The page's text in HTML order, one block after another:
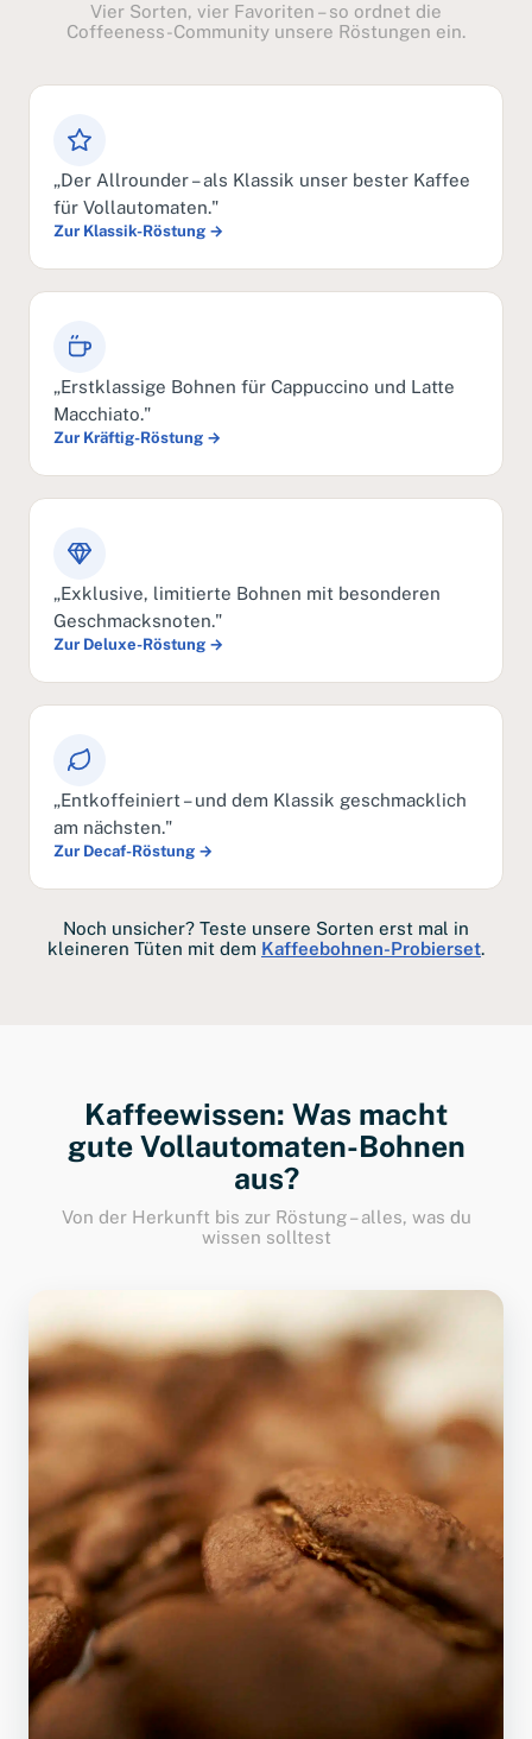
Vier Sorten, vier Favoriten – so ordnet die
Coffeeness-Community unsere Röstungen ein.
„Der Allrounder – als Klassik unser bester Kaffee
für Vollautomaten."
Zur Klassik-Röstung →
„Erstklassige Bohnen für Cappuccino und Latte
Macchiato."
Zur Kräftig-Röstung →
„Exklusive, limitierte Bohnen mit besonderen
Geschmacksnoten."
Zur Deluxe-Röstung →
„Entkoffeiniert – und dem Klassik geschmacklich
am nächsten."
Zur Decaf-Röstung →
Noch unsicher? Teste unsere Sorten erst mal in
kleineren Tüten mit dem Kaffeebohnen-Probierset.
Kaffeewissen: Was macht
gute Vollautomaten-Bohnen
aus?
Von der Herkunft bis zur Röstung – alles, was du
wissen solltest